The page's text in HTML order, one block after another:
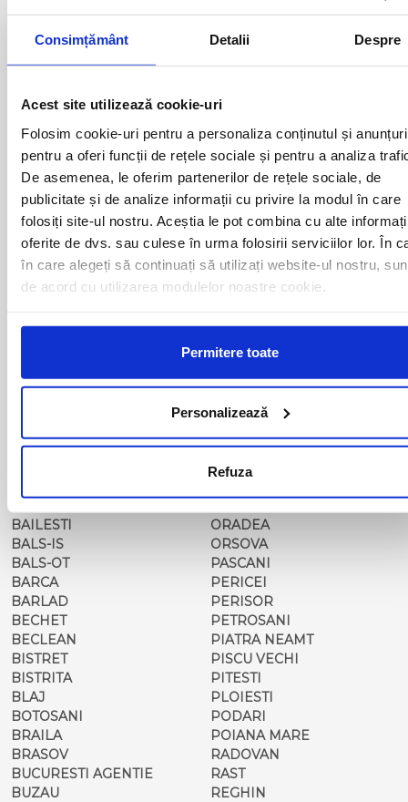
Consimțământ Detalii Despre
Acest site utilizează cookie-uri
Folosim cookie-uri pentru a personaliza conținutul și
pentru a oferi funcții de rețele sociale și pentru a analiza
De asemenea, le oferim partenerilor de rețele sociale, de
publicitate și de analize informații cu privire la modul în care
folosiți site-ul nostru. Aceștia le pot combina cu alte
oferite de dvs. sau culese în urma folosirii serviciilor lor. În
în care alegeți să continuați să utilizați website-ul nostru,
de acord cu utilizarea modulelor noastre cookie.
Permitere toate
Personalizează
Refuza
AUSTRIA catre urmatoarele
destinatii
LINZ
Curse din Romania catre
AUSTRIA:
ACAS
ALBA IULIA
ARAD
BAILESTI
BALS-IS
BALS-OT
BARCA
BARLAD
BECHET
BECLEAN
BISTRET
BISTRITA
BLAJ
BOTOSANI
BRAILA
BRASOV
BUCURESTI AGENTIE
BUZAU
MAGLAVIT
MEDIAS
MIZIL
MOTCA
NUSFALAU
ORADEA
ORSOVA
PASCANI
PERICEI
PERISOR
PETROSANI
PIATRA NEAMT
PISCU VECHI
PITESTI
PLOIESTI
PODARI
POIANA MARE
RADOVAN
RAST
REGHIN